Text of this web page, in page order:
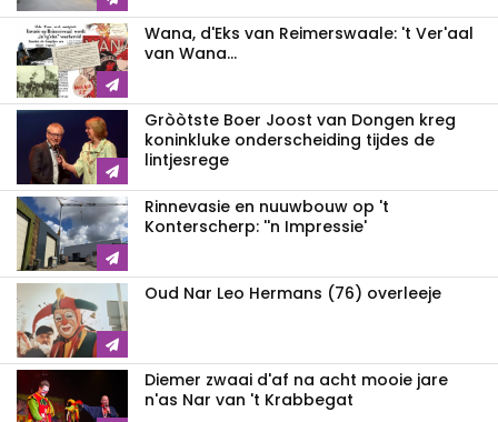
Wana, d'Eks van Reimerswaale: 't Ver'aal
van Wana...
Gròòtste Boer Joost van Dongen kreg
koninkluke onderscheiding tijdes de
lintjesrege
Rinnevasie en nuuwbouw op 't
Konterscherp: ''n Impressie'
Oud Nar Leo Hermans (76) overleeje
Diemer zwaai d'af na acht mooie jare
n'as Nar van 't Krabbegat